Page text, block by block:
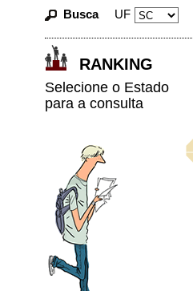
Busca UF
RANKING
Selecione o Estado
para a consulta